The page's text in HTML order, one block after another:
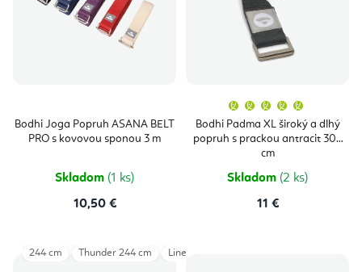
Bodhi Joga Popruh ASANA BELT
PRO s kovovou sponou 3 m
Skladom (1 ks)
10,50 €
Bodhi Padma XL široký a dlhý
popruh s prackou antracit 305
cm
produktu
je
5,0
Skladom (2 ks)
11 €
244 cm Thunder 244 cm Linen 305 cm